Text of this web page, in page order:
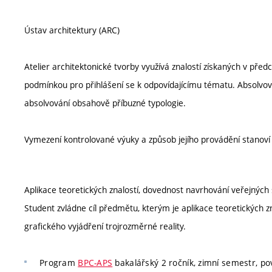
Ústav architektury (ARC)
Atelier architektonické tvorby využívá znalostí získaných v
podmínkou pro přihlášení se k odpovídajícímu tématu.
absolvování obsahově příbuzné typologie.
Vymezení kontrolované výuky a způsob jejího provádění
Aplikace teoretických znalostí, dovednost navrhování
Student zvládne cíl předmětu, kterým je aplikace teoretických
grafického vyjádření trojrozměrné reality.
Program BPC-APS bakalářský 2 ročník, zimní semestr,